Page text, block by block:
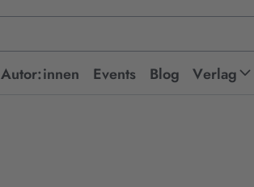
Autor:innen Events Blog Verlag